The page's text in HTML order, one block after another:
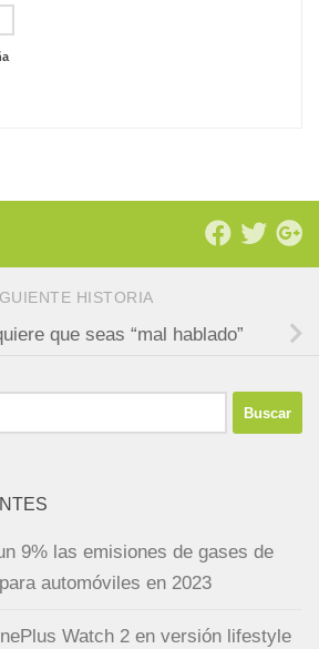
HISTORIA
que seas “mal hablado”
9% las emisiones de gases de
automóviles en 2023
Watch 2 en versión lifestyle